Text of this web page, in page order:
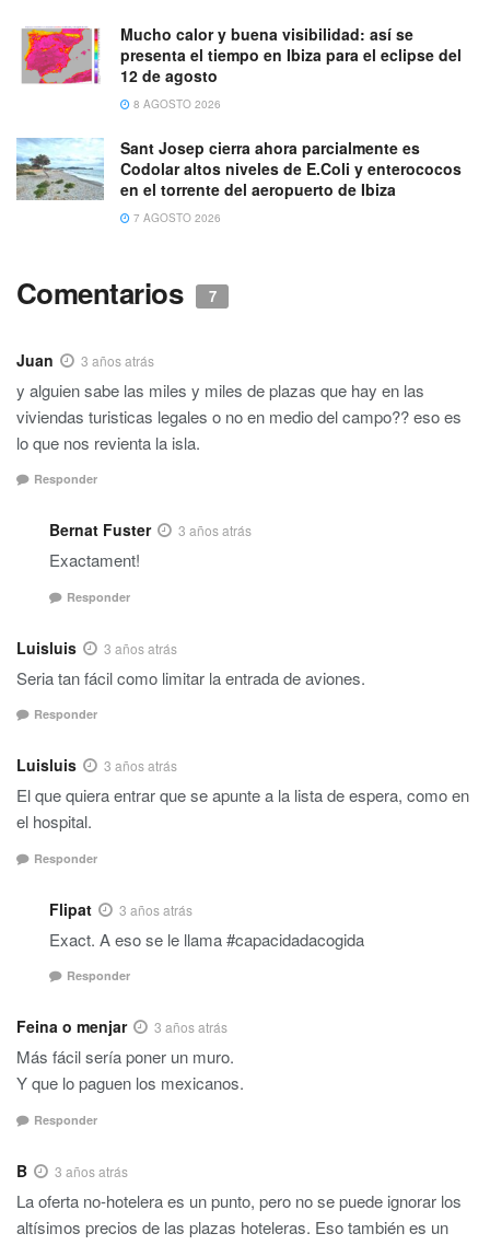
Mucho calor y buena visibilidad: así se
presenta el tiempo en Ibiza para el eclipse del
12 de agosto
8 AGOSTO 2026
Sant Josep cierra ahora parcialmente es
Codolar altos niveles de E.Coli y enterococos
en el torrente del aeropuerto de Ibiza
7 AGOSTO 2026
Comentarios 7
Juan 3 años atrás
y alguien sabe las miles y miles de plazas que hay en las
viviendas turisticas legales o no en medio del campo?? eso es
lo que nos revienta la isla.
Responder
Bernat Fuster 3 años atrás
Exactament!
Responder
Luisluis 3 años atrás
Seria tan fácil como limitar la entrada de aviones.
Responder
Luisluis 3 años atrás
El que quiera entrar que se apunte a la lista de espera, como en
el hospital.
Responder
Flipat 3 años atrás
Exact. A eso se le llama #capacidadacogida
Responder
Feina o menjar 3 años atrás
Más fácil sería poner un muro.
Y que lo paguen los mexicanos.
Responder
B 3 años atrás
La oferta no-hotelera es un punto, pero no se puede ignorar los
altísimos precios de las plazas hoteleras. Eso también es un